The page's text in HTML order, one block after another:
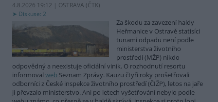
4.8.2026 19:12 | OSTRAVA (ČTK)
Diskuse: 2
Za škodu za zavezení haldy
Heřmanice v Ostravě statisíci
tunami odpadu není podle
ministerstva životního
prostředí (MŽP) nikdo
odpovědný a neexistuje oficiální viník. O rozhodnutí resortu
informoval web Seznam Zprávy. Kauzu čtyři roky prošetřovali
odborníci z České inspekce životního prostředí (ČIŽP), letos na jaře
ji převzalo ministerstvo. Ani po letech vyšetřování nebylo podle